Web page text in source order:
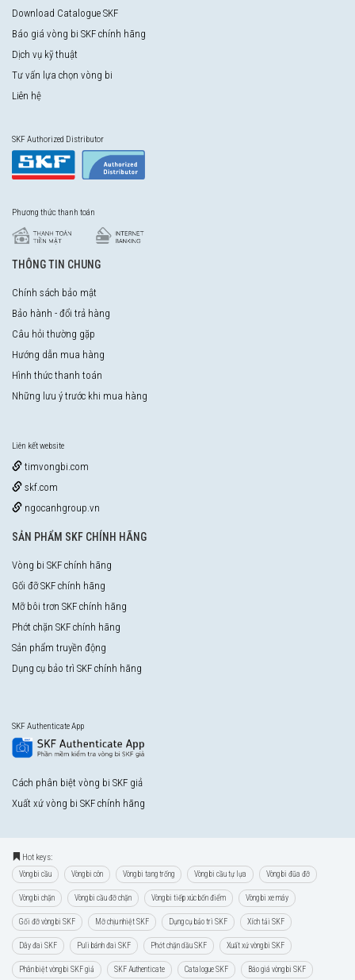
Download Catalogue SKF
Báo giá vòng bi SKF chính hãng
Dịch vụ kỹ thuật
Tư vấn lựa chọn vòng bi
Liên hệ
SKF Authorized Distributor
Phương thức thanh toán
THÔNG TIN CHUNG
Chính sách bảo mật
Bảo hành - đổi trả hàng
Câu hỏi thường gặp
Hướng dẫn mua hàng
Hình thức thanh toán
Những lưu ý trước khi mua hàng
Liên kết website
timvongbi.com
skf.com
ngocanhgroup.vn
SẢN PHẨM SKF CHÍNH HÃNG
Vòng bi SKF chính hãng
Gối đỡ SKF chính hãng
Mỡ bôi trơn SKF chính hãng
Phớt chặn SKF chính hãng
Sản phẩm truyền động
Dụng cụ bảo trì SKF chính hãng
SKF Authenticate App
Cách phân biệt vòng bi SKF giả
Xuất xứ vòng bi SKF chính hãng
Hot keys:
Vòng bi cầu Vòng bi côn Vòng bi tang trống Vòng bi cầu tự lựa Vòng bi đũa đỡ
Vòng bi chặn Vòng bi cầu đỡ chặn Vòng bi tiếp xúc bốn điểm Vòng bi xe máy
Gối đỡ vòng bi SKF Mỡ chịu nhiệt SKF Dụng cụ bảo trì SKF Xích tải SKF
Dây đai SKF Puli bánh đai SKF Phớt chặn dầu SKF Xuất xứ vòng bi SKF
Phân biệt vòng bi SKF giả SKF Authenticate Catalogue SKF Báo giá vòng bi SKF